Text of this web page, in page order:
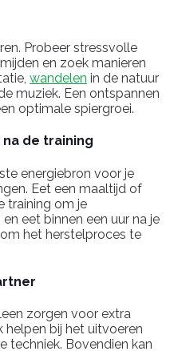
Probeer stressvolle
en zoek manieren
wandelen in de natuur
muziek. Een ontspannen
optimale spiergroei.
de training
energiebron voor je
Eet een maaltijd of
training om je
eet binnen een uur na je
het herstelproces te
zorgen voor extra
bij het uitvoeren
techniek. Bovendien kan